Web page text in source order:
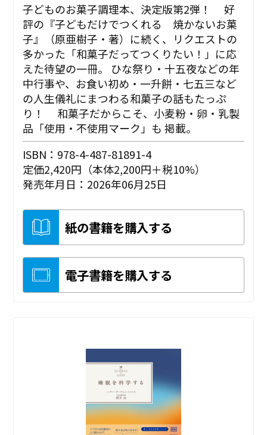
子どものお菓子調理本、決定版第2弾！ 好
評の『子どもだけでつくれる 焼かないお菓
子』（原亜樹子・著）に続く、リクエストの
多かった「和菓子だってつくりたい！」に応
えた待望の一冊。 ひな祭り・十五夜などの年
中行事や、お食い初め・一升餅・七五三など
の人生儀礼にまつわる和菓子の話もたっぷ
り！ 和菓子だからこそ、小麦粉・卵・乳製
品「使用・不使用マーク」も 掲載。
ISBN：978-4-487-81891-4
定価2,420円（本体2,200円＋税10%）
発売年月日：2026年06月25日
紙の書籍を購入する
電子書籍を購入する